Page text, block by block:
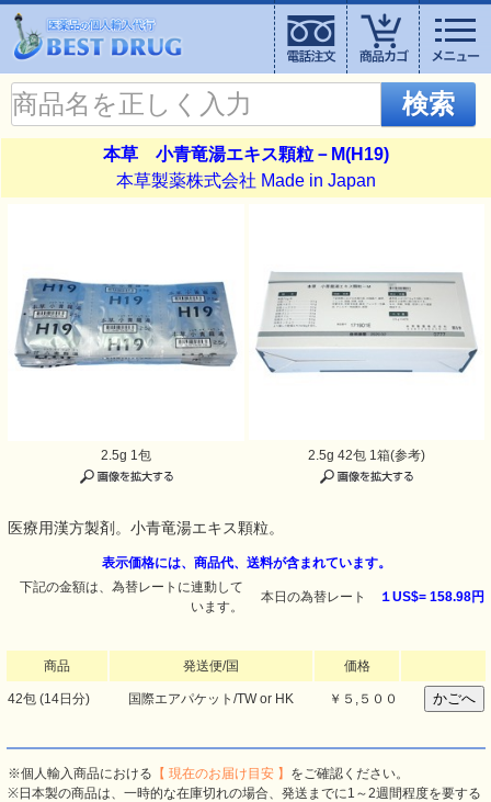
検索
本草 小青竜湯エキス顆粒－M(H19)
本草製薬株式会社 Made in Japan
2.5g 1包 2.5g 42包 1箱(参考)
医療用漢方製剤。小青竜湯エキス顆粒。
表示価格には、商品代、送料が含まれています。
下記の金額は、為替レートに連動して
います。
本日の為替レート １US$= 158.98円
商品 発送便/国 価格
42包 (14日分) 国際エアパケット/TW or HK ￥５,５００
※個人輸入商品における 【 現在のお届け目安 】 をご確認ください。
※日本製の商品は、一時的な在庫切れの場合、発送までに1～2週間程度を要する